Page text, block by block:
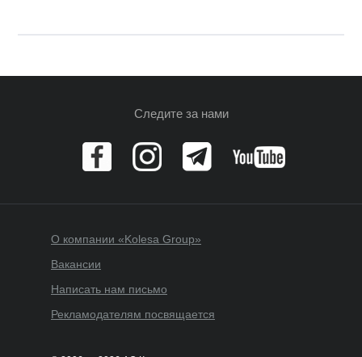
Следите за нами
О компании «Kolesa Group»
Вакансии
Написать нам письмо
Рекламодателям посвящается